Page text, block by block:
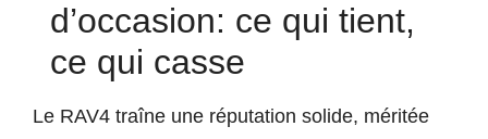
d’occasion: ce qui tient,
ce qui casse
Le RAV4 traîne une réputation solide, méritée